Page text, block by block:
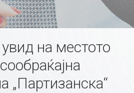
на местото
„Партизанска“